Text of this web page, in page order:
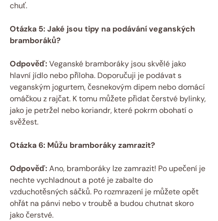
chuť.
Otázka 5: Jaké jsou tipy na podávání veganských
bramboráků?
Odpověď:Veganské bramboráky jsou skvělé jako
hlavní jídlo nebo příloha. Doporučuji je podávat s
veganským jogurtem, česnekovým dipem nebo domácí
omáčkou z rajčat. K tomu můžete přidat čerstvé bylinky,
jako je petržel nebo koriandr, které pokrm obohatí o
svěžest.
Otázka 6: Můžu bramboráky zamrazit?
Odpověď:Ano, bramboráky lze zamrazit! Po upečení je
nechte vychladnout a poté je zabalte do
vzduchotěsných sáčků. Po rozmrazení je můžete opět
ohřát na pánvi nebo v troubě a budou chutnat skoro
jako čerstvé.